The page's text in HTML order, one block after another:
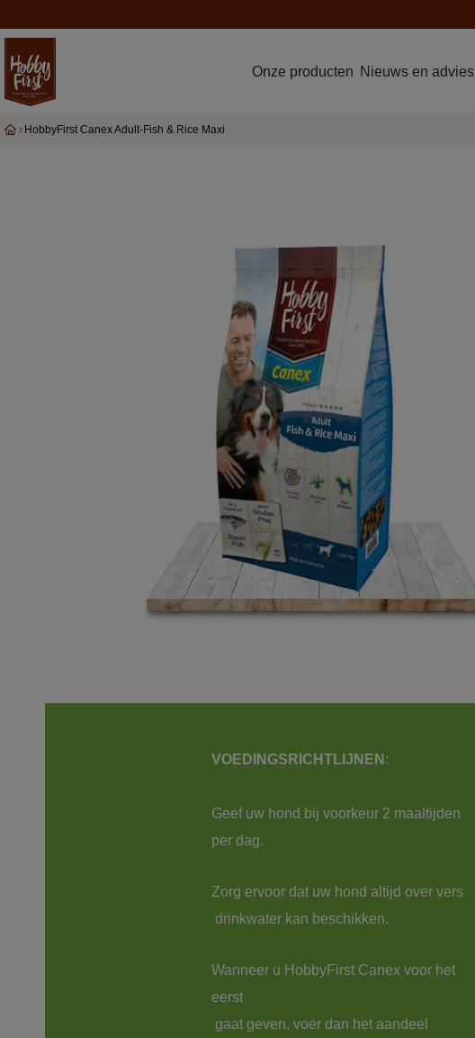
Onze producten Nieuws en advies
HobbyFirst Canex Adult-Fish & Rice Maxi
VOEDINGSRICHTLIJNEN
Geef uw hond bij voorkeur 2 maaltijden
Zorg ervoor dat uw hond altijd over vers
Wanneer u HobbyFirst Canex voor het
eerst